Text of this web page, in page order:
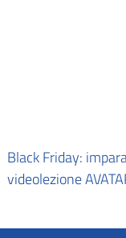
Black Friday:
videolezione